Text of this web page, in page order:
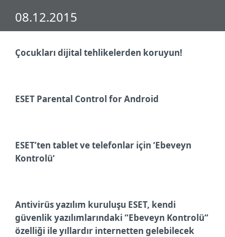
08.12.2015
Çocukları dijital tehlikelerden koruyun!
ESET Parental Control for Android
ESET’ten tablet ve telefonlar için ‘Ebeveyn
Kontrolü‘
Antivirüs yazılım kuruluşu ESET, kendi
güvenlik yazılımlarındaki “Ebeveyn Kontrolü“
özelliği ile yıllardır internetten gelebilecek